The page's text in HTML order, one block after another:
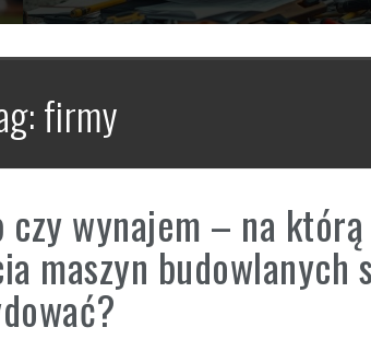
firmy
czy wynajem – na
maszyn budowlanych